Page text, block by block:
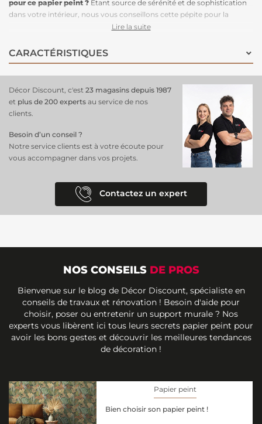
pour ce papier peint ? Etant source de sérénité et de sophistication
dans votre intérieur, nous vous conseillons cette pépite pour la
chambre à coucher. Ce design apaisant en nuances de gris capture la
votre salon, chambre ou bureau. Facile à installer grâce à sa
intisséeet ses 3 lés, ce papier peint panoramique transforme vos
métamorphosez vos espaces en véritables havres de paix avec le
papier peint panoramique intissé Morning gris ERISMANN, parfait
pour ceux qui recherchent une décoration sobre et apaisante.
Lire la suite
CARACTÉRISTIQUES
Décor Discount, c'est 23 magasins depuis 1987
et plus de 200 experts au service de nos
clients.
Besoin d’un conseil ?
Notre service clients est à votre écoute pour
vous accompagner dans vos projets.
Contactez un expert
NOS CONSEILS DE PROS
Bienvenue sur le blog de Décor Discount, spécialiste en
conseils de travaux et rénovation ! Besoin d'aide pour
choisir, poser ou entretenir un support murale ? Nos
experts vous libèrent ici tous leurs secrets papier peint pour
avoir les bons gestes et découvrir les meilleures tendances
de décoration !
Papier peint
Bien choisir son papier peint !